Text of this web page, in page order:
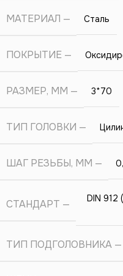
МАТЕРИАЛ Сталь
ПОКРЫТИЕ
РАЗМЕР, ММ 3*70
ТИП ГОЛОВКИ
ШАГ РЕЗЬБЫ, ММ
СТАНДАРТ
DIN
ТИП ПОДГОЛОВНИКА